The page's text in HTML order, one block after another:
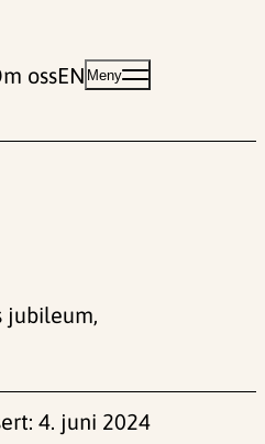
ossEN Meny
jubileum,
4. juni 2024